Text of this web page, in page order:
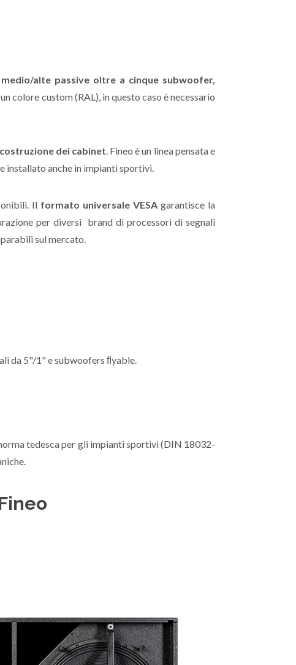
alte passive oltre a cinque subwoofer,
colore custom (RAL), in questo caso è necessario
dei cabinet. Fineo è un linea pensata e
installato anche in impianti sportivi.
Ilformato universale VESAgarantisce la
per diversi brand di processori di segnali
sul mercato.
da 5"/1" e subwoofers ﬂyable.
tedesca per gli impianti sportivi (DIN 18032-